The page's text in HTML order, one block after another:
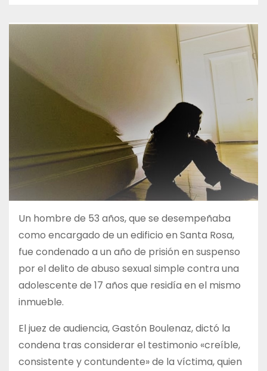
Un hombre de 53 años, que se desempeñaba
como encargado de un edificio en Santa Rosa,
fue condenado a un año de prisión en suspenso
por el delito de abuso sexual simple contra una
adolescente de 17 años que residía en el mismo
inmueble.
El juez de audiencia, Gastón Boulenaz, dictó la
condena tras considerar el testimonio «creíble,
consistente y contundente» de la víctima, quien